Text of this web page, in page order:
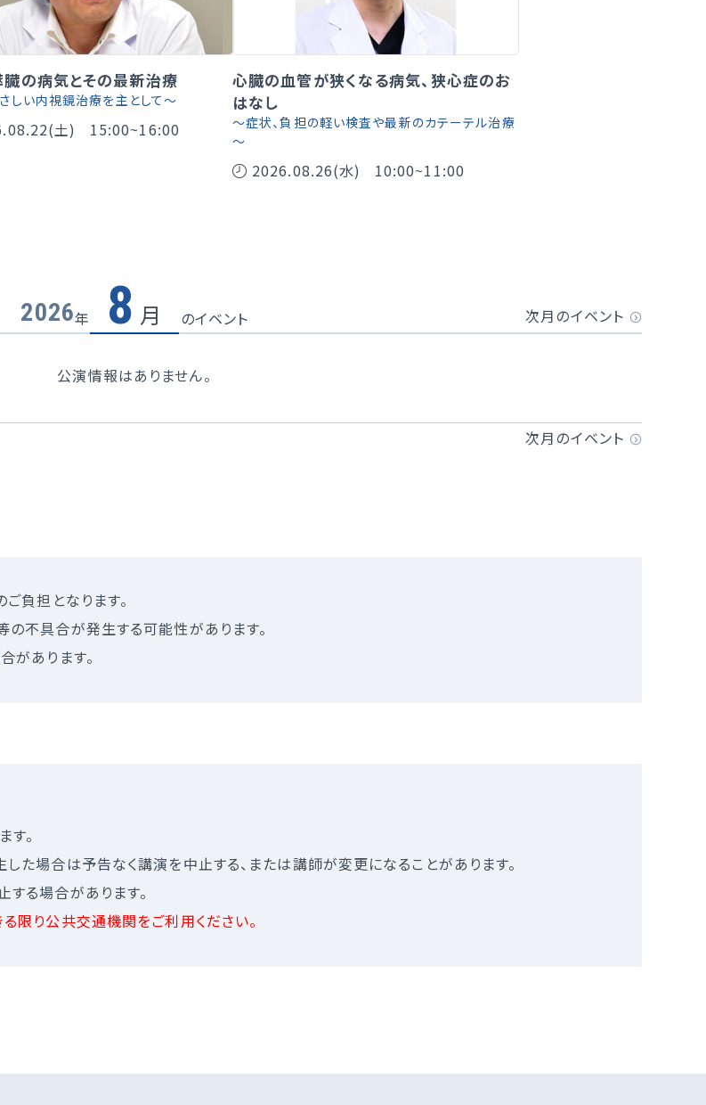
臓の病気とその最新治療
しい内視鏡治療を主として～
土) 15:00~16:00
心臓の血管が狭くなる病気、狭心症のお
はなし
～症状、負担の軽い検査や最新のカテーテル治療
～
2026.08.26(水) 10:00~11:00
2026年 8 月 のイベント
公演情報はありません。
負担となります。
不具合が発生する可能性があります。
があります。
。
場合は予告なく講演を中止する、または講師が変更になることがあります。
る場合があります。
限り公共交通機関をご利用ください。